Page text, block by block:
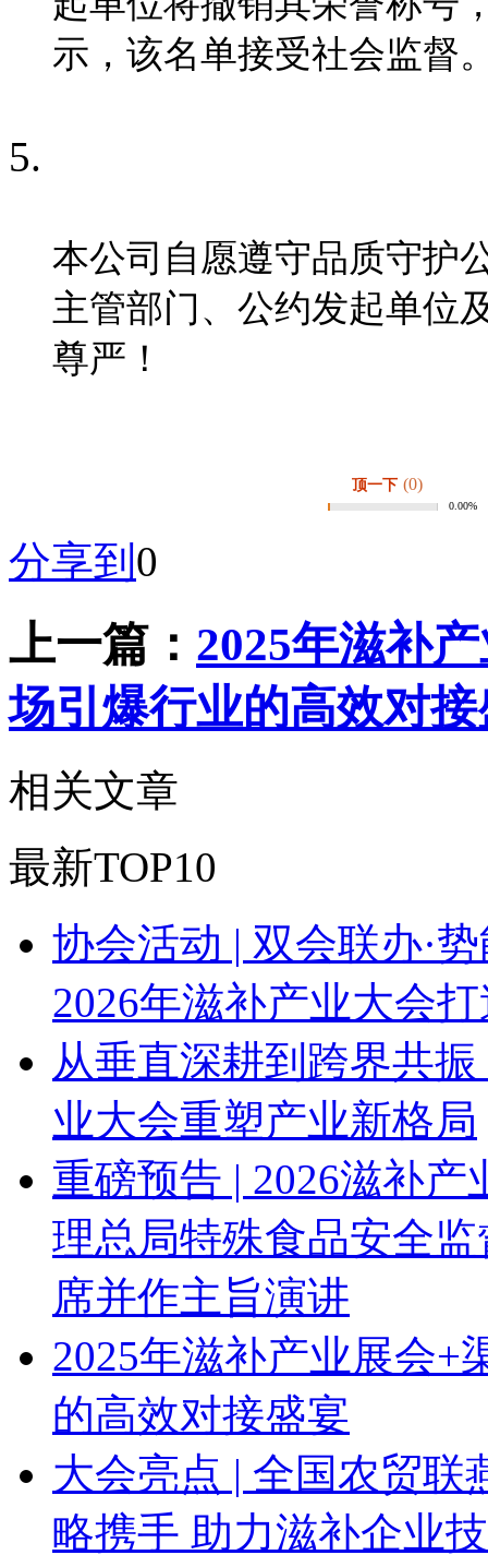
示，该名单接受社会监督
本公司 自愿遵守品质守护
主管部门、公约发起单位
尊严！
顶一下 (0)
0.00%
分享到 0
上一篇： 2025年滋补
场引爆行业的高效对
相关文章
最新TOP10
协会活动 | 双会联办·
2026年滋补产业大会
从垂直深耕到跨界共
业大会重塑产业新格局
重磅预告 | 2026滋补
理总局特殊食品安全
席并作主旨演讲
2025年滋补产业展会+
的高效对接盛宴
大会亮点 | 全国农贸联
略携手 助力滋补企业